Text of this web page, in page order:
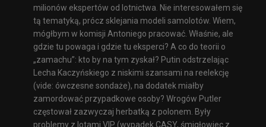
milionów ekspertów od lotnictwa. Nie interesowałem się
tą tematyką, prócz sklejania modeli samolotów. Wiem,
mógłbym w komisji Antoniego pracować. Właśnie, ale
gdzie tu powaga i gdzie tu eksperci? A co do teorii o
„zamachu”: kto by na tym zyskał? Putin odstrzelając
Lecha Kaczyńskiego z niskimi szansami na reelekcję
(vide: ówczesne sondaże), na dodatek miałby
zamordować przypadkowe osoby? Wrogów Putler
częstował zazwyczaj herbatką z polonem. Były
problemy z lotami VIP (wypadek CASY, śmigłowiec z